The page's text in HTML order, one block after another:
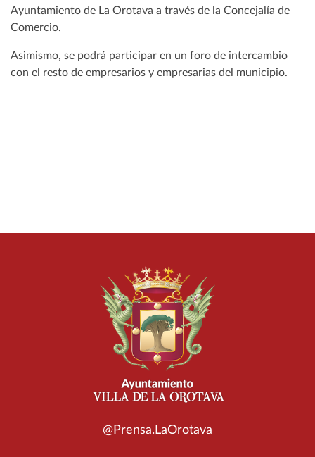
Ayuntamiento de La Orotava a través de la Concejalía de
Comercio.
Asimismo, se podrá participar en un foro de intercambio
con el resto de empresarios y empresarias del municipio.
@Prensa.LaOrotava